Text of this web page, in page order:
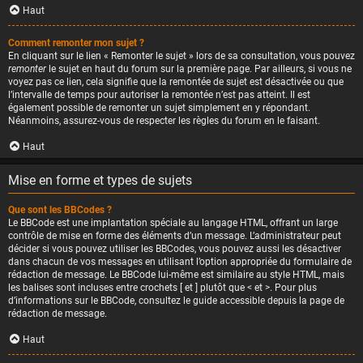
Haut
Comment remonter mon sujet ?
En cliquant sur le lien « Remonter le sujet » lors de sa consultation, vous pouvez
remonterle sujet en haut du forum sur la première page. Par ailleurs, si vous ne
voyez pas ce lien, cela signifie que la remontée de sujet est désactivée ou que
l’intervalle de temps pour autoriser la remontée n’est pas atteint. Il est
également possible de remonter un sujet simplement en y répondant.
Néanmoins, assurez-vous de respecter les règles du forum en le faisant.
Haut
Mise en forme et types de sujets
Que sont les BBCodes ?
Le BBCode est une implantation spéciale au langage HTML, offrant un large
contrôle de mise en forme des éléments d’un message. L’administrateur peut
décider si vous pouvez utiliser les BBCodes, vous pouvez aussi les désactiver
dans chacun de vos messages en utilisant l’option appropriée du formulaire de
rédaction de message. Le BBCode lui-même est similaire au style HTML, mais
les balises sont incluses entre crochets [ et ] plutôt que < et >. Pour plus
d’informations sur le BBCode, consultez le guide accessible depuis la page de
rédaction de message.
Haut